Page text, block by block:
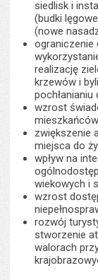
siedlisk i
(budki
(nowe
ograniczenie
realizację
krzewów i
pochłanianiu
wzrost
zwiększenie
miejsca do
wpływ na
wiekowych i
wzrost
rozwój
stworzenie
walorach